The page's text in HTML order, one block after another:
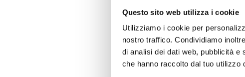
Questo sito web utilizza i cookie
Utilizziamo i cookie per
nostro traffico. Condividiamo
di analisi dei dati web, pubblicità e
che hanno raccolto dal tuo utilizzo
Esperienze
Economics (tra i membri
Membro della
Membro del Consiglio
sede a Bruxelles.
Ha collaborato con la
Docente di “Banque
management” del